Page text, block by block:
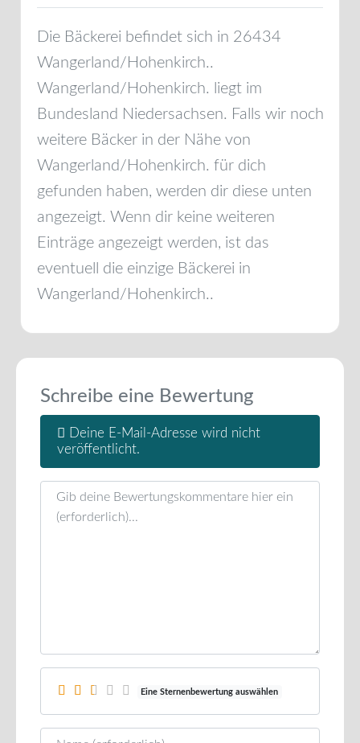
Die Bäckerei befindet sich in 26434
Wangerland/Hohenkirch..
Wangerland/Hohenkirch. liegt im
Bundesland Niedersachsen. Falls wir noch
weitere Bäcker in der Nähe von
Wangerland/Hohenkirch. für dich
gefunden haben, werden dir diese unten
angezeigt. Wenn dir keine weiteren
Einträge angezeigt werden, ist das
eventuell die einzige Bäckerei in
Wangerland/Hohenkirch..
Schreibe eine Bewertung
Deine E-Mail-Adresse wird nicht
veröffentlicht.
Rezensionstext
Eine Sternenbewertung auswählen
Name